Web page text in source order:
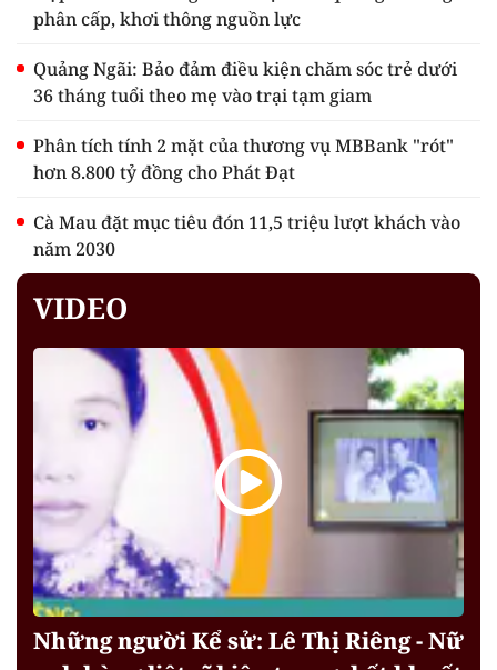
phân cấp, khơi thông nguồn lực
Quảng Ngãi: Bảo đảm điều kiện chăm sóc trẻ dưới
36 tháng tuổi theo mẹ vào trại tạm giam
Phân tích tính 2 mặt của thương vụ MBBank "rót"
hơn 8.800 tỷ đồng cho Phát Đạt
Cà Mau đặt mục tiêu đón 11,5 triệu lượt khách vào
năm 2030
VIDEO
Những người Kể sử: Lê Thị Riêng - Nữ